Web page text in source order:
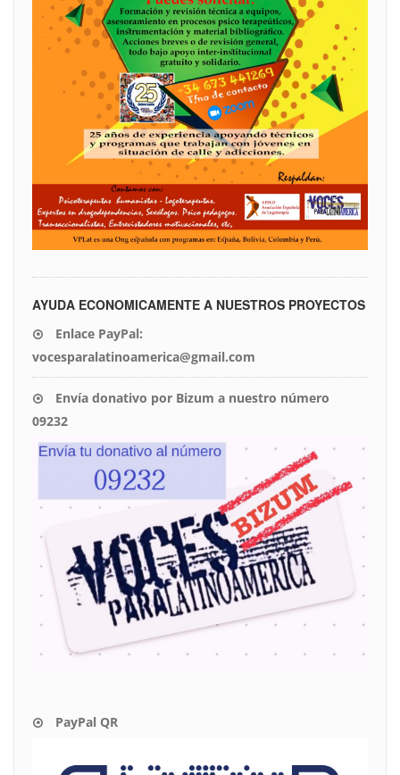
AYUDA ECONOMICAMENTE A NUESTROS PROYECTOS
Enlace PayPal:
vocesparalatinoamerica@gmail.com
Envía donativo por Bizum a nuestro número
09232
PayPal QR